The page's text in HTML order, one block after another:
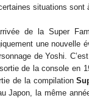
situations
de la Super
une nouvelle
de Yoshi.
de la console en
de la compilation
Japon, la même